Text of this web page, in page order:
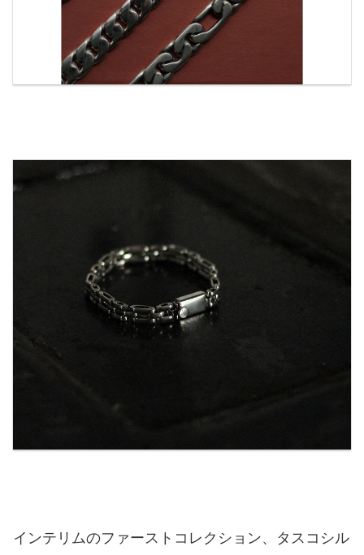
インテリムのファーストコレクション、タスコシル